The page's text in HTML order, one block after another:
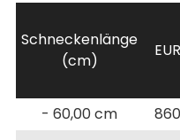
Schneckenlänge
(cm)
EUR
- 60,00 cm
860